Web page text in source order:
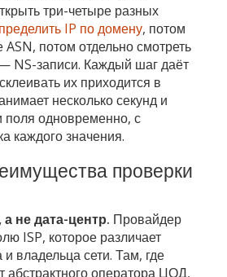
три-четыре разных
IP по домену, потом
ASN, потом отдельно смотреть
NS-записи. Каждый шаг даёт
их приходится в
несколько секунд и
поля одновременно, с
каждого значения.
проверки
не дата-центр. Провайдер
ISP, которое различает
и владельца сети. Там, где
абстрактного оператора ЦОД,